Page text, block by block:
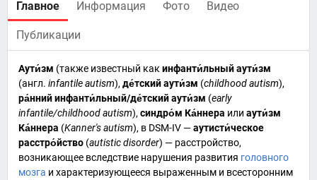
Главное Информация Фото Видео
Публикации
Аути́зм (также известный как инфанти́льный аути́зм
(англ. infantile autism), де́тский аути́зм (childhood autism),
ра́нний инфанти́льный/де́тский аути́зм (early
infantile/childhood autism), синдро́м Ка́ннера или аути́зм
Ка́ннера (Kanner's autism), в DSM-IV —аутисти́ческое
расстро́йство (autistic disorder) — расстройство,
возникающее вследствие нарушения развития головного
мозга и характеризующееся выраженным и всесторонним